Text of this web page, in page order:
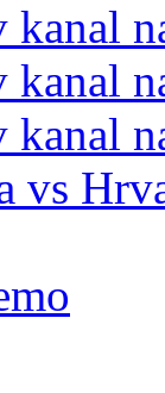
kanal
kanal
kanal
vs